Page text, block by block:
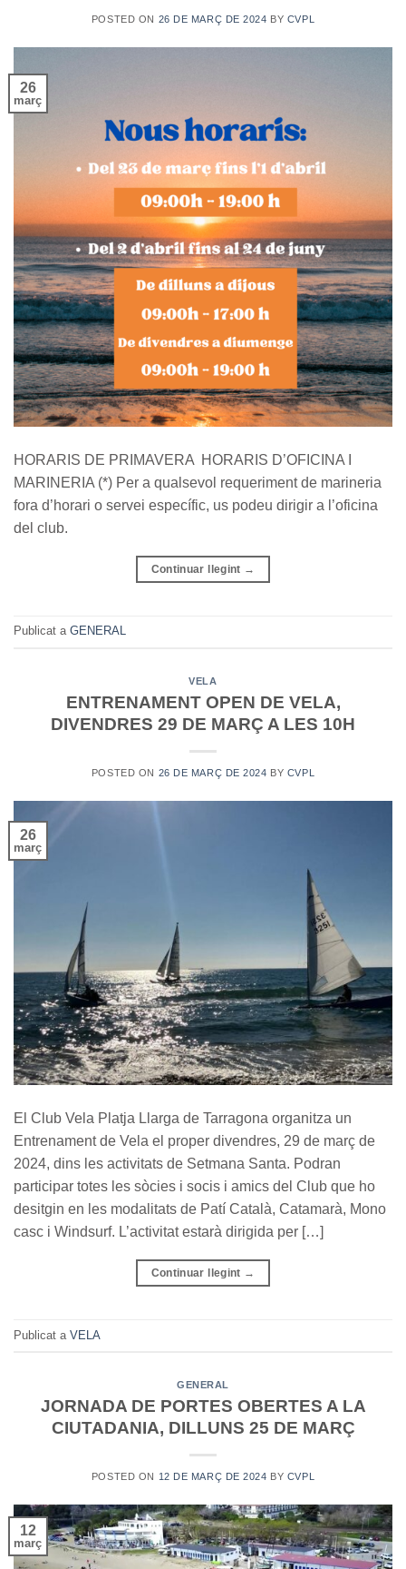
POSTED ON 26 DE MARÇ DE 2024 BY CVPL
26
març
HORARIS DE PRIMAVERA HORARIS D’OFICINA I
MARINERIA (*) Per a qualsevol requeriment de marineria
fora d’horari o servei específic, us podeu dirigir a l’oficina
del club.
Continuar llegint →
Publicat a GENERAL
VELA
ENTRENAMENT OPEN DE VELA,
DIVENDRES 29 DE MARÇ A LES 10H
POSTED ON 26 DE MARÇ DE 2024 BY CVPL
26
març
El Club Vela Platja Llarga de Tarragona organitza un
Entrenament de Vela el proper divendres, 29 de març de
2024, dins les activitats de Setmana Santa. Podran
participar totes les sòcies i socis i amics del Club que ho
desitgin en les modalitats de Patí Català, Catamarà, Mono
casc i Windsurf. L’activitat estarà dirigida per […]
Continuar llegint →
Publicat a VELA
GENERAL
JORNADA DE PORTES OBERTES A LA
CIUTADANIA, DILLUNS 25 DE MARÇ
POSTED ON 12 DE MARÇ DE 2024 BY CVPL
12
març